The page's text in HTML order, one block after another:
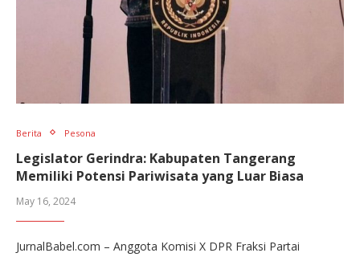
Berita Pesona
Legislator Gerindra: Kabupaten Tangerang
Memiliki Potensi Pariwisata yang Luar Biasa
May 16, 2024
JurnalBabel.com – Anggota Komisi X DPR Fraksi Partai